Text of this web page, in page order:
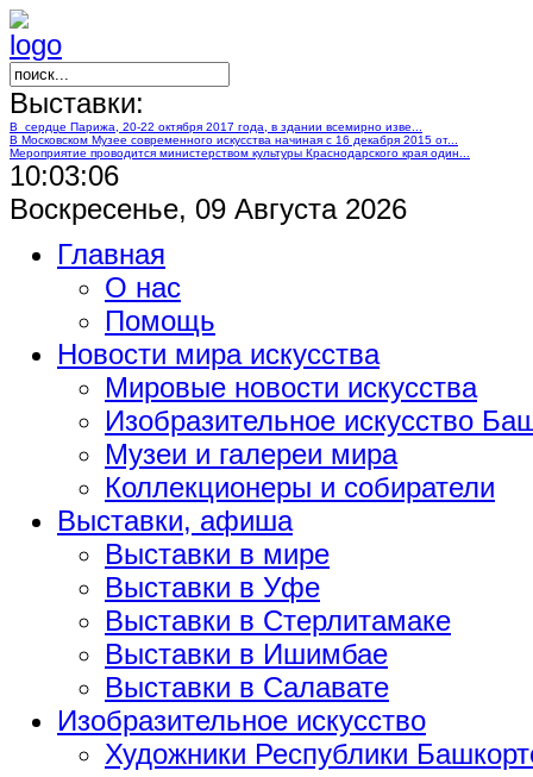
Выставки:
В сердце Парижа, 20-22 октября 2017 года, в здании всемирно изве...
В Московском Музее современного искусства начиная с 16 декабря 2015 от...
Мероприятие проводится министерством культуры Краснодарского края один...
10:03:07
Воскресенье, 09 Августа 2026
Главная
О нас
Помощь
Новости мира искусства
Мировые новости искусства
Изобразительное искусство
Музеи и галереи мира
Коллекционеры и собиратели
Выставки, афиша
Выставки в мире
Выставки в Уфе
Выставки в Стерлитамаке
Выставки в Ишимбае
Выставки в Салавате
Изобразительное искусство
Художники Республики